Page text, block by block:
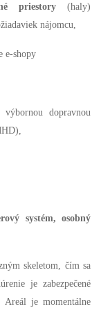
priestory(haly)
nájomcu,
e-shopy
dopravnou
systém, osobný
skeletom, čím sa
je zabezpečené
je momentálne